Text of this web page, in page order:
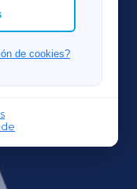
de cookies?